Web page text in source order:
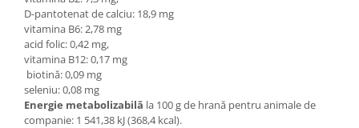
D-pantotenat de calciu: 18,9 mg
vitamina B6: 2,78 mg
acid folic: 0,42 mg,
vitamina B12: 0,17 mg
biotină: 0,09 mg
seleniu: 0,08 mg
Energie metabolizabilă la 100 g de hrană pentru animale de
companie: 1 541,38 kJ (368,4 kcal).